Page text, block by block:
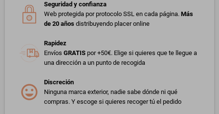
Seguridad y confianza
Web protegida por protocolo SSL en cada página. Más
de 20 años distribuyendo placer online
Rapidez
Envíos GRATIS por +50€. Elige si quieres que te llegue a
una dirección a un punto de recogida
Discreción
Ninguna marca exterior, nadie sabe dónde ni qué
compras. Y escoge si quieres recoger tú el pedido